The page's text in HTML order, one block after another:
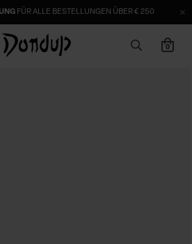
FÜR ALLE BESTELLUNGEN ÜBER € 250
0